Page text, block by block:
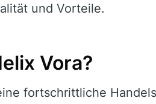
und Vorteile.
Vora?
fortschrittliche